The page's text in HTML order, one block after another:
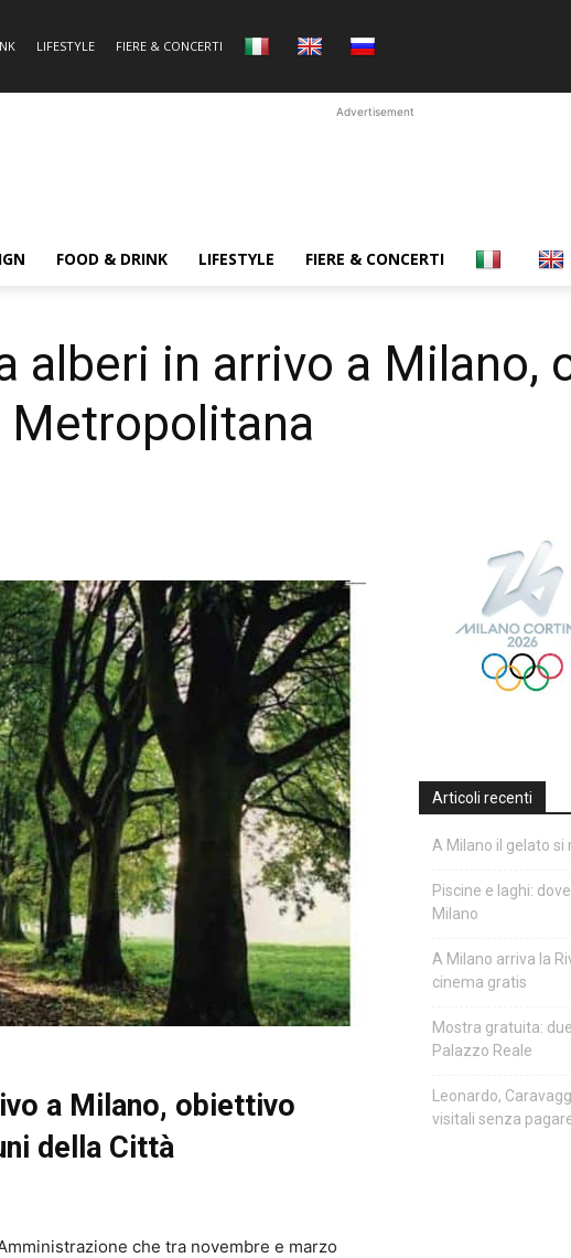
LIFESTYLE FIERE & CONCERTI
Advertisement
FOOD & DRINK LIFESTYLE FIERE & CONCERTI
alberi in arrivo a Milano,
a Milano, obiettivo
della Città
che tra novembre e marzo
Articoli recenti
A Milano il gelato
Piscine e laghi:
Milano
A Milano arriva la
cinema gratis
Mostra gratuita:
Palazzo Reale
Leonardo,
visitali senza